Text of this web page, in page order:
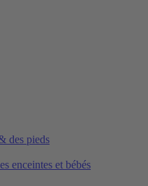
des pieds
enceintes et bébés